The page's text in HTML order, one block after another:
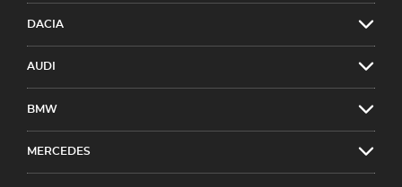
DACIA
AUDI
BMW
MERCEDES